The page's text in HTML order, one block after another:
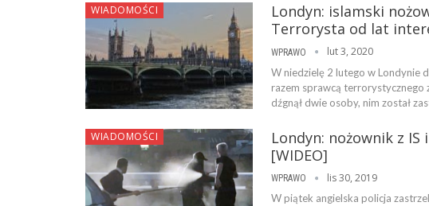
WIADOMOŚCI
Londyn: islamski
Terrorysta od lat
WPRAWO lut 3, 2020
W niedzielę 2 lutego w Londynie
razem sprawcą terrorystycznego
dźgnął dwie osoby, nim został
WIADOMOŚCI
Londyn: nożownik z IS
[WIDEO]
WPRAWO lis 30, 2019
W piątek angielska policja